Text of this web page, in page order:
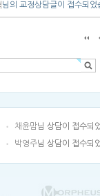
님의 교정상담글이 접수되었
채윤맘님 상담이 접수되
박영주님 상담이 접수되